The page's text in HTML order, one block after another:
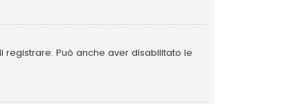
registrare. Può anche aver disabilitato le